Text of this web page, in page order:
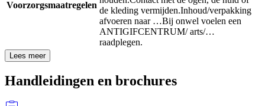
Voorzorgsmaatregelen
de kleding vermijden.Inhoud/verpakking
afvoeren naar …Bij onwel voelen een
ANTIGIFCENTRUM/ arts/…
raadplegen.
Lees meer
Handleidingen en brochures